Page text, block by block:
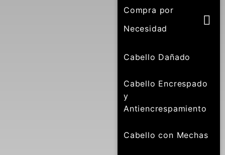
Compra por
Necesidad
Cabello Dañado
Cabello Encrespado
y
Antiencrespamiento
Cabello con Mechas